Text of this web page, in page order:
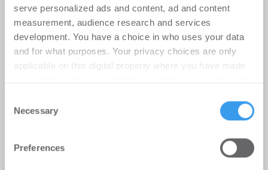
serve personalized ads and content, ad and content
measurement, audience research and services
development. You have a choice in who uses your data
and for what purposes. Your privacy choices are only
applicable on this digital property where you have made
the Privacy trigger icon.
Find out more about how your personal data is processed
and set your preferences in the
Selection
Necessary
Preferences
Personalien -30.07.2024
Login für den ganzen Artikel Wenn noch nicht
registriert, erstellen Sie sich jetzt Ihren
kostenlosen Account, um auf die neusten ...
Aareal Bank mit sehr gutem Start ins
Unternehmen